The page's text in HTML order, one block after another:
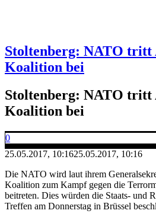
Stoltenberg: NATO tritt
Koalition bei
Stoltenberg: NATO tritt
Koalition bei
0
25.05.2017, 10:1625.05.2017, 10:16
Die NATO wird laut ihrem
Koalition zum Kampf gegen die
beitreten. Dies würden die Staats- und
Treffen am Donnerstag in Brüssel